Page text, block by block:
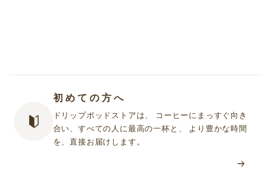
初めての方へ
ドリップポッドストアは、 コーヒーにまっすぐ向き
合い、すべての人に最高の一杯と、 より豊かな時間
を、直接お届けします。